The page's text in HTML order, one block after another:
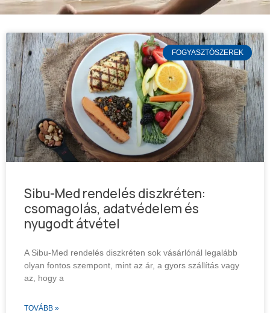
FOGYASZTÓSZEREK
Sibu-Med rendelés diszkréten:
csomagolás, adatvédelem és
nyugodt átvétel
A Sibu-Med rendelés diszkréten sok vásárlónál legalább
olyan fontos szempont, mint az ár, a gyors szállítás vagy
az, hogy a
TOVÁBB »